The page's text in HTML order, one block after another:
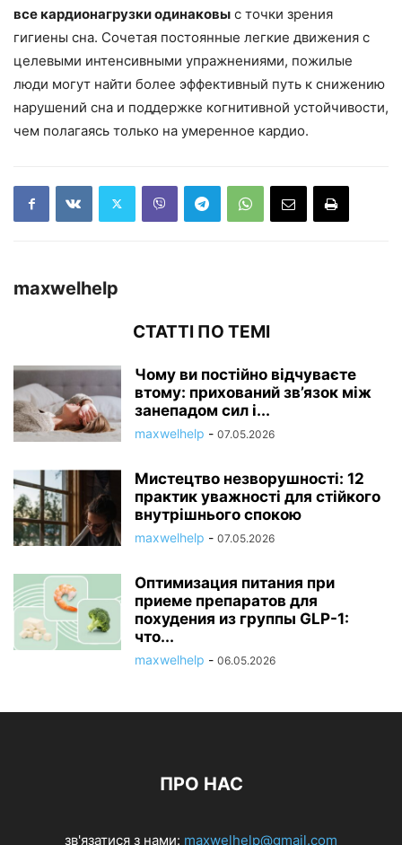
все кардионагрузки одинаковы с точки зрения
гигиены сна. Сочетая постоянные легкие движения с
целевыми интенсивными упражнениями, пожилые
люди могут найти более эффективный путь к снижению
нарушений сна и поддержке когнитивной устойчивости,
чем полагаясь только на умеренное кардио.
maxwelhelp
СТАТТІ ПО ТЕМІ
Чому ви постійно відчуваєте
втому: прихований зв’язок між
занепадом сил і...
maxwelhelp - 07.05.2026
Мистецтво незворушності: 12
практик уважності для стійкого
внутрішнього спокою
maxwelhelp - 07.05.2026
Оптимизация питания при
приеме препаратов для
похудения из группы GLP-1:
что...
maxwelhelp - 06.05.2026
ПРО НАС
зв'язатися з нами: maxwelhelp@gmail.com